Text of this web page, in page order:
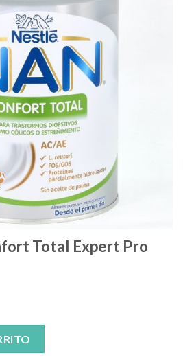
Total Expert Pro